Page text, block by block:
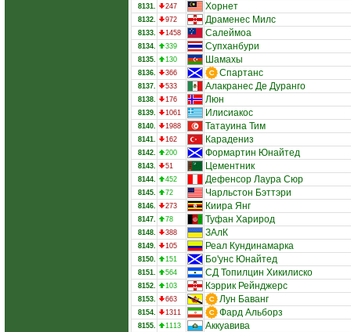
8131. 247 Хорнет
8132. 972 Драменес Милс
8133. 1458 Салеймоа
8134. 339 Супханбури
8135. 130 Шамахы
8136. 366 Спартанс
8137. 533 Алакранес Де Дуранго
8138. 176 Люн
8139. 1061 Илисиакос
8140. 1988 Татауина Тим
8141. 162 Карадениз
8142. 200 Формартин Юнайтед
8143. 51 Цементник
8144. 452 Дефенсор Лаура Сюр
8145. 72 Чарльстон Бэттэри
8146. 273 Киира Янг
8147. 78 Туфан Харирод
8148. 388 ЗАлК
8149. 105 Реал Кундинамарка
8150. 151 Бо'унc Юнайтед
8151. 564 СД Топилцин Хикилиско
8152. 103 Кэррик Рейнджерс
8153. 663 Лун Баванг
8154. 1311 Фард Альборз
8155. 1113 Аккуавива